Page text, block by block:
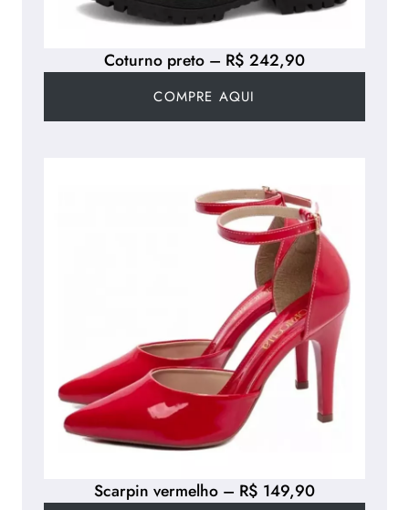
Coturno preto – R$ 242,90
COMPRE AQUI
Scarpin vermelho – R$ 149,90